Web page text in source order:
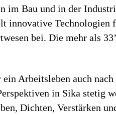
im Bau und in der
innovative
bei. Die mehr als
Arbeitsleben auch
in Sika stetig
Dichten, Verstärken